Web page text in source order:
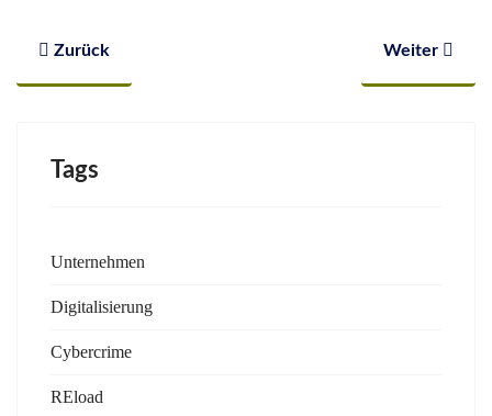
Vorheriger Beitrag: Digitale Zukunft gestalten:
Zurück Nächster
Weiter
Tags
Unternehmen
Digitalisierung
Cybercrime
REload